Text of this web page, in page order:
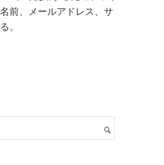
前、メールアドレス、サ
。